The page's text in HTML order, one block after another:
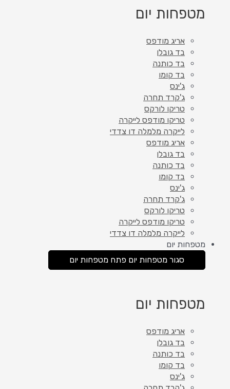
מטפחות יום
אריג מודפס
בד גובלן
בד כותנה
בד קומו
ג'ינס
ג'קרד תחרה
טריקו לורקס
טריקו מודפס לייקרה
לייקרה מלמלה דו צדדי
אריג מודפס
בד גובלן
בד כותנה
בד קומו
ג'ינס
ג'קרד תחרה
טריקו לורקס
טריקו מודפס לייקרה
לייקרה מלמלה דו צדדי
מטפחות יום
סגור מטפחות יום פתח מטפחות יום
מטפחות יום
אריג מודפס
בד גובלן
בד כותנה
בד קומו
ג'ינס